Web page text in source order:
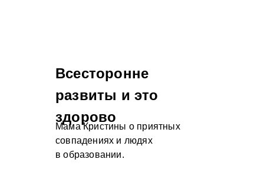
Всесторонне
развиты и это
здорово
Мама Кристины о приятных
совпадениях и людях
в образовании.